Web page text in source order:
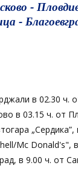
-
-
в 02.30 ч.
в 03.15 ч. от
Mc Donald's",
в 9.00 ч. от